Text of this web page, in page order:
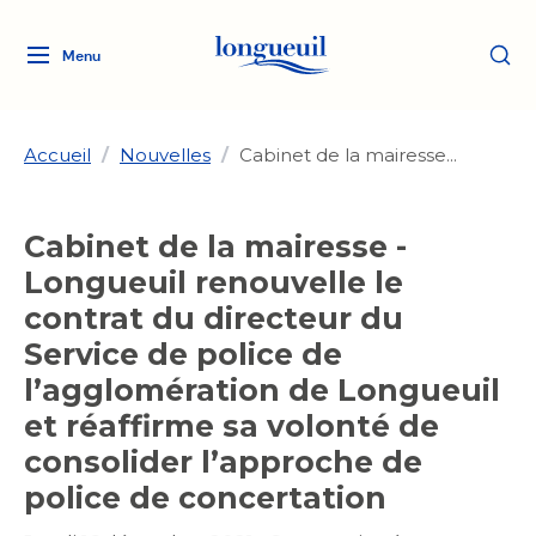
Menu
Logo
Ville
lien
l'accueil
Ma ville, ma propriété
Aménagement et urbanisme
Aménagement et urbanisme
Rôle d'évaluation
Rôle d'évaluation
Taxes
Taxes
Loisirs et culture
Arts et culture
Arts et culture
Bibliothèques
Bibliothèques
Développement social
Développement social
Services de proximité
Déneigement
Déneigement
Eau
Eau
Transition socioécologique
et mobilité
Quoi faire à Longueuil
Activités artistiques et
culturelles
Accueil / Nouvelles / Cabinet de la mairesse...
Cabinet de la mairesse -
Longueuil renouvelle le
contrat du directeur du
Service de police de
l’agglomération de Longueuil
et réaffirme sa volonté de
consolider l’approche de
police de concertation